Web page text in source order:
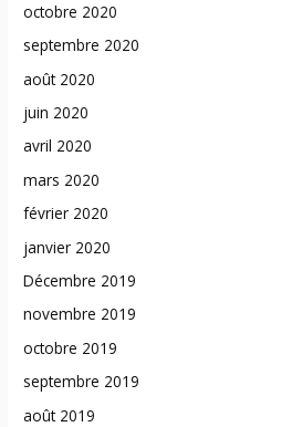
octobre 2020
septembre 2020
août 2020
juin 2020
avril 2020
mars 2020
février 2020
janvier 2020
Décembre 2019
novembre 2019
octobre 2019
septembre 2019
août 2019